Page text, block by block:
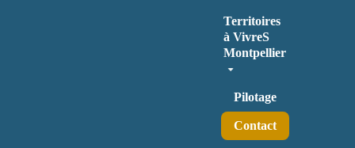
Territoires
à VivreS
Montpellier
Pilotage
Contact